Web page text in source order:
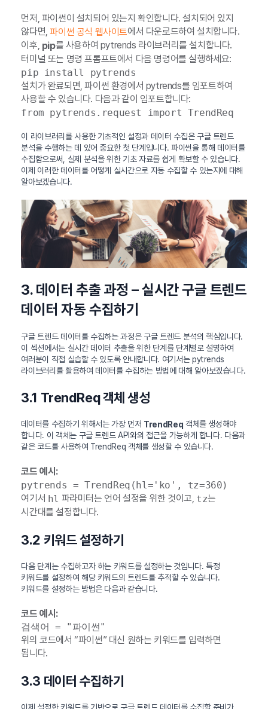
먼저, 파이썬이 설치되어 있는지 확인합니다. 설치되어 있지
않다면,파이썬 공식 웹사이트에서 다운로드하여 설치합니다.
이후, pip를 사용하여 pytrends 라이브러리를 설치합니다.
터미널 또는 명령 프롬프트에서 다음 명령어를 실행하세요:
pip install pytrends
설치가 완료되면, 파이썬 환경에서 pytrends를 임포트하여
사용할 수 있습니다. 다음과 같이 임포트합니다:
from pytrends.request import TrendReq
이 라이브러리를 사용한 기초적인 설정과 데이터 수집은 구글 트렌드
분석을 수행하는 데 있어 중요한 첫 단계입니다. 파이썬을 통해 데이터를
수집함으로써, 실제 분석을 위한 기초 자료를 쉽게 확보할 수 있습니다.
이제 이러한 데이터를 어떻게 실시간으로 자동 수집할 수 있는지에 대해
알아보겠습니다.
3. 데이터 추출 과정 – 실시간 구글 트렌드
데이터 자동 수집하기
구글 트렌드 데이터를 수집하는 과정은 구글 트렌드 분석의 핵심입니다.
이 섹션에서는 실시간 데이터 추출을 위한 단계를 단계별로 설명하여
여러분이 직접 실습할 수 있도록 안내합니다. 여기서는 pytrends
라이브러리를 활용하여 데이터를 수집하는 방법에 대해 알아보겠습니다.
3.1 TrendReq 객체 생성
데이터를 수집하기 위해서는 가장 먼저 TrendReq 객체를 생성해야
합니다. 이 객체는 구글 트렌드 API와의 접근을 가능하게 합니다. 다음과
같은 코드를 사용하여 TrendReq 객체를 생성할 수 있습니다.
코드 예시:
pytrends = TrendReq(hl='ko', tz=360)
여기서 hl 파라미터는 언어 설정을 위한 것이고, tz는
시간대를 설정합니다.
3.2 키워드 설정하기
다음 단계는 수집하고자 하는 키워드를 설정하는 것입니다. 특정
키워드를 설정하여 해당 키워드의 트렌드를 추적할 수 있습니다.
키워드를 설정하는 방법은 다음과 같습니다.
코드 예시:
검색어 = "파이썬"
위의 코드에서 “파이썬” 대신 원하는 키워드를 입력하면
됩니다.
3.3 데이터 수집하기